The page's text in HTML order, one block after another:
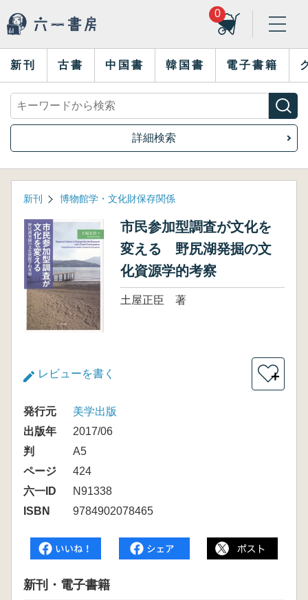
0
新刊 古書 中国書 韓国書 電子書籍
詳細検索
新刊 博物館学・文化財保存関係
市民参加型調査が文化を
変える 野尻湖発掘の文
化資源学的考察
土屋正臣 著
レビューを書く ＋
発行元
美学出版
出版年
2017/06
判
A5
ページ
424
六一ID
N91338
ISBN
9784902078465
新刊・電子書籍